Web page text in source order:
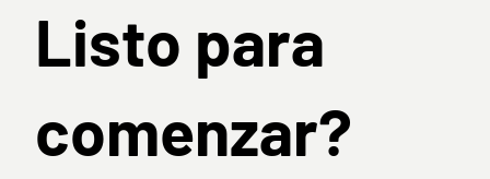
Listo para
comenzar?